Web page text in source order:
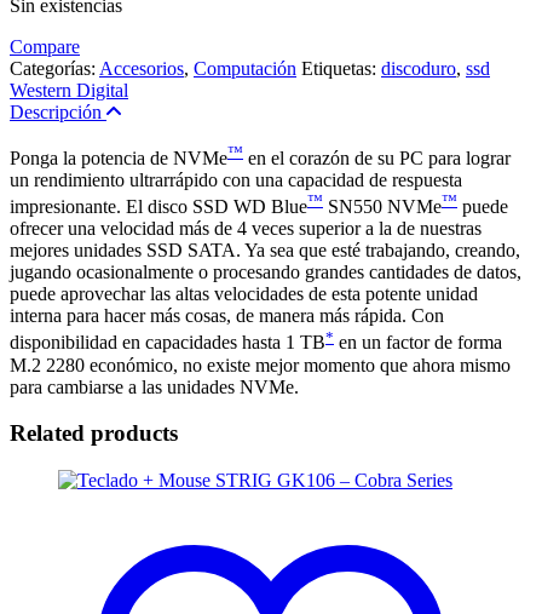
Sin existencias
Compare
Categorías: Accesorios, Computación Etiquetas: discoduro, ssd
Western Digital
Descripción
Ponga la potencia de NVMe™ en el corazón de su PC para lograr
un rendimiento ultrarrápido con una capacidad de respuesta
impresionante. El disco SSD WD Blue™ SN550 NVMe™ puede
ofrecer una velocidad más de 4 veces superior a la de nuestras
mejores unidades SSD SATA. Ya sea que esté trabajando, creando,
jugando ocasionalmente o procesando grandes cantidades de datos,
puede aprovechar las altas velocidades de esta potente unidad
interna para hacer más cosas, de manera más rápida. Con
disponibilidad en capacidades hasta 1 TB* en un factor de forma
M.2 2280 económico, no existe mejor momento que ahora mismo
para cambiarse a las unidades NVMe.
Related products